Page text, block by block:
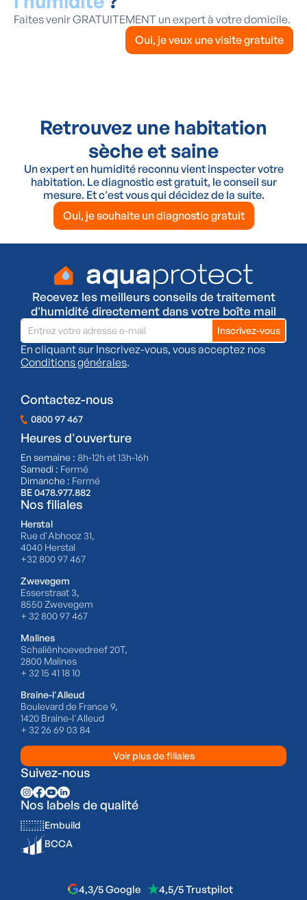
Faites venir GRATUITEMENT un expert à votre domicile.
Oui, je veux une visite gratuite
Retrouvez une habitation
sèche et saine
Un expert en humidité reconnu vient inspecter votre
habitation. Le diagnostic est gratuit, le conseil sur
mesure. Et c'est vous qui décidez de la suite.
Oui, je souhaite un diagnostic gratuit
Recevez les meilleurs conseils de traitement
d'humidité directement dans votre boîte mail
En cliquant sur Inscrivez-vous, vous acceptez nos
Conditions générales.
Contactez-nous
0800 97 467
Heures d'ouverture
En semaine : 8h-12h et 13h-16h
Samedi : Fermé
Dimanche : Fermé
BE 0478.977.882
Nos filiales
Herstal
Rue d'Abhooz 31,
4040 Herstal
+32 800 97 467
Zwevegem
Esserstraat 3,
8550 Zwevegem
+ 32 800 97 467
Malines
Schaliënhoevedreef 20T,
2800 Malines
+ 32 15 41 18 10
Braine-l'Alleud
Boulevard de France 9,
1420 Braine-l'Alleud
+ 32 26 69 03 84
Voir plus de filiales
Suivez-nous
Nos labels de qualité
Embuild
BCCA
4,3/5 Google 4,5/5 Trustpilot